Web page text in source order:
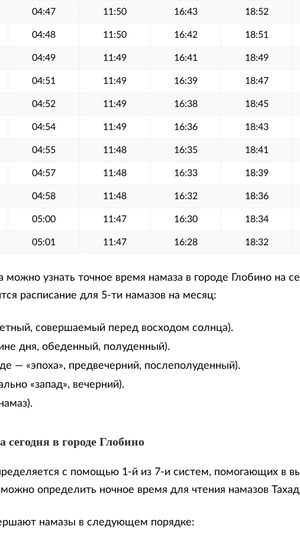
04:47 11:50 16:43 18:52
04:48 11:50 16:42 18:51
04:49 11:49 16:41 18:49
04:51 11:49 16:39 18:47
04:52 11:49 16:38 18:45
04:54 11:49 16:36 18:43
04:55 11:48 16:35 18:41
04:57 11:48 16:33 18:39
04:58 11:48 16:32 18:36
05:00 11:47 16:30 18:34
05:01 11:47 16:28 18:32
узнать точное время намаза в городе Глобино на
расписание для 5-ти намазов на месяц:
совершаемый перед восходом солнца).
дня, обеденный, полуденный).
— «эпоха», предвечерний, послеполуденный).
«запад», вечерний).
сегодня в городе Глобино
с помощью 1-й из 7-и систем, помогающих в
определить ночное время для чтения намазов
намазы в следующем порядке: